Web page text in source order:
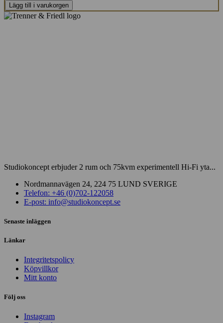
Lägg till i varukorgen
Studiokoncept erbjuder 2 rum och 75kvm experimentell Hi-Fi yta...
Nordmannavägen 24, 224 75 LUND SVERIGE
Telefon: +46 (0)702-122058
E-post: info@studiokoncept.se
Senaste inläggen
Länkar
Integritetspolicy
Köpvillkor
Mitt konto
Följ oss
Instagram